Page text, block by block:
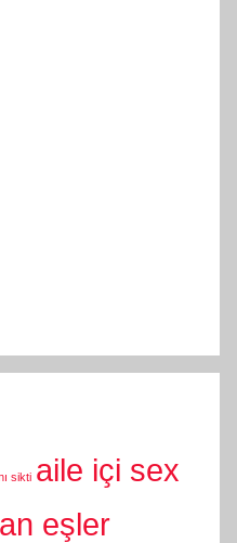
sikti aile içi sex
eşler